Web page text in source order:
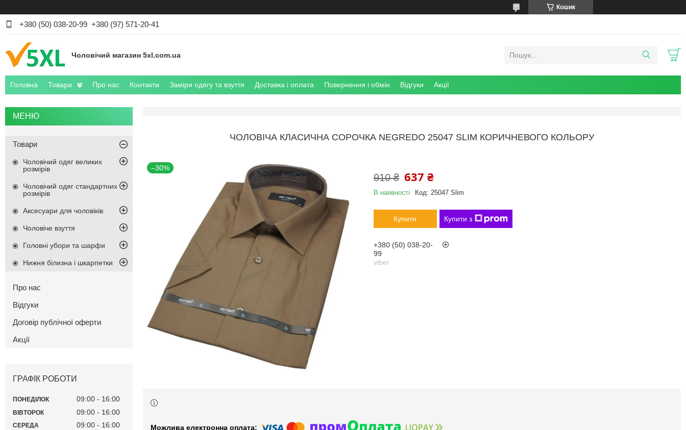
Кошик
+380 (50) 038-20-99 +380 (97) 571-20-41
Чоловічий магазин 5xl.com.ua
Головна Товари Про нас Контакти Заміри одягу та взуття Доставка і оплата Повернення і обмін Відгуки Акції
ЧОЛОВІЧА КЛАСИЧНА СОРОЧКА NEGREDO 25047 SLIM КОРИЧНЕВОГО КОЛЬОРУ
–30%
910 ₴ 637 ₴
В наявності Код: 25047 Slim
Купити Купити з
+380 (50) 038-20-
99
viber
Товари
Чоловічий одяг великих
розмірів
Чоловічий одяг стандартних
розмірів
Аксесуари для чоловіків
Чоловіче взуття
Головні убори та шарфи
Нижня білизна і шкарпетки
Про нас
Відгуки
Договір публічної оферти
Акції
ГРАФІК РОБОТИ
ПОНЕДІЛОК 09:00 16:00
ВІВТОРОК 09:00 16:00
СЕРЕДА 09:00 16:00